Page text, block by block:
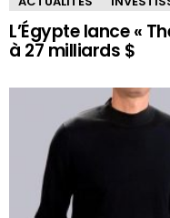
L’Égypte lance «
à 27 milliards $